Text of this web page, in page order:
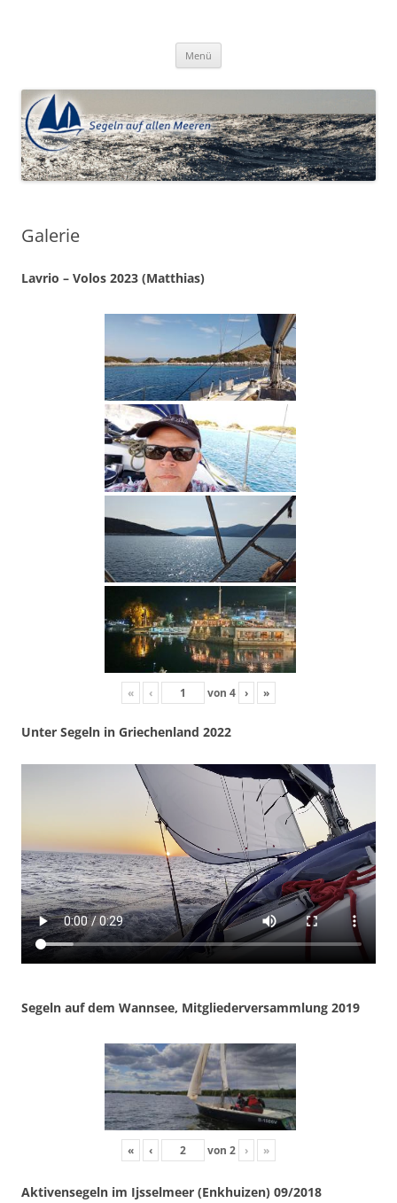
Menü
Galerie
Lavrio – Volos 2023 (Matthias)
« ‹ von 4 › »
Unter Segeln in Griechenland 2022
Segeln auf dem Wannsee, Mitgliederversammlung 2019
« ‹ von 2 › »
Aktivensegeln im Ijsselmeer (Enkhuizen) 09/2018